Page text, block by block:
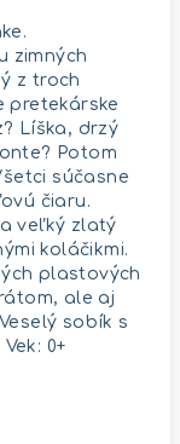
zimných
z troch
pretekárske
Líška, drzý
Potom
súčasne
čiaru.
veľký zlatý
koláčikmi.
plastových
ale aj
sobík s
0+